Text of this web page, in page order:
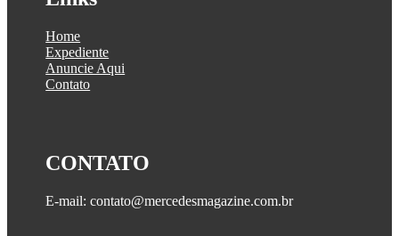
Home
Expediente
Anuncie Aqui
Contato
CONTATO
E-mail: contato@mercedesmagazine.com.br